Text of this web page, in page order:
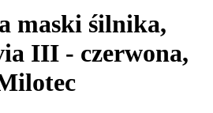
maski śilnika,
III - czerwona,